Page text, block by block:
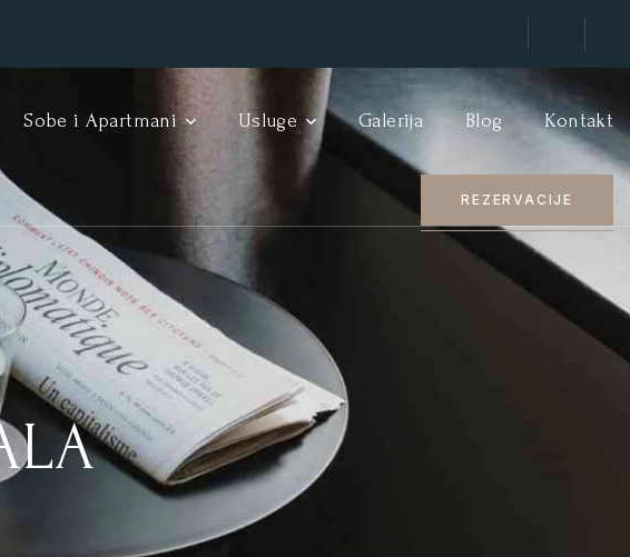
Sobe i Apartmani Usluge Galerija Blog Kontakt
REZERVACIJE